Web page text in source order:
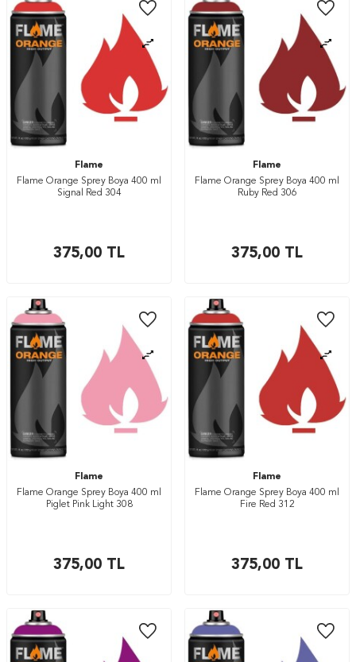
Flame
Flame Orange Sprey Boya 400 ml
Signal Red 304
375,00 TL
Flame
Flame Orange Sprey Boya 400 ml
Ruby Red 306
375,00 TL
Flame
Flame Orange Sprey Boya 400 ml
Piglet Pink Light 308
375,00 TL
Flame
Flame Orange Sprey Boya 400 ml
Fire Red 312
375,00 TL